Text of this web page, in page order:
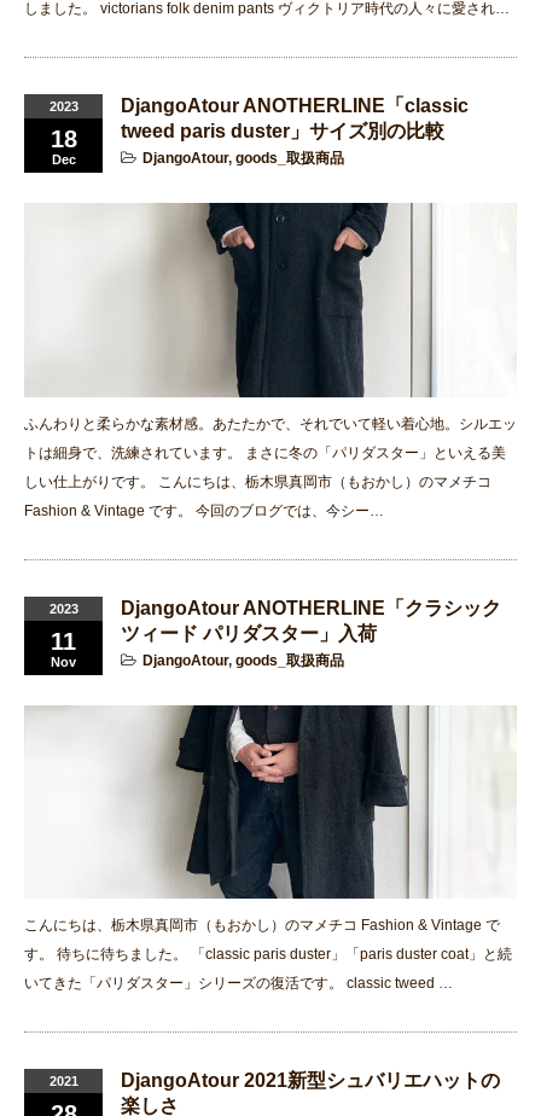
しました。 victorians folk denim pants ヴィクトリア時代の人々に愛され…
2023
18
Dec
DjangoAtour ANOTHERLINE「classic
tweed paris duster」サイズ別の比較
DjangoAtour, goods_取扱商品
ふんわりと柔らかな素材感。あたたかで、それでいて軽い着心地。シルエッ
トは細身で、洗練されています。 まさに冬の「パリダスター」といえる美
しい仕上がりです。 こんにちは、栃木県真岡市（もおかし）のマメチコ
Fashion & Vintage です。 今回のブログでは、今シー…
2023
11
Nov
DjangoAtour ANOTHERLINE「クラシック
ツィード パリダスター」入荷
DjangoAtour, goods_取扱商品
こんにちは、栃木県真岡市（もおかし）のマメチコ Fashion & Vintage で
す。 待ちに待ちました。 「classic paris duster」「paris duster coat」と続
いてきた「パリダスター」シリーズの復活です。 classic tweed …
2021
DjangoAtour 2021新型シュバリエハットの
楽しさ